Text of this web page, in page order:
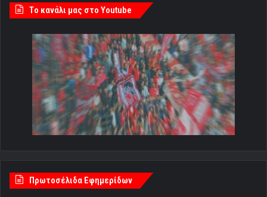
Tο κανάλι μας στο Youtube
Πρωτοσέλιδα Εφημερίδων